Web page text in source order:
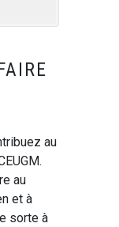
au
au
et à
sorte à